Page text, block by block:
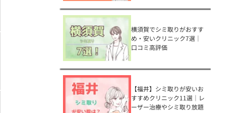
横須賀でシミ取りがおすす
め・安いクリニック7選｜
口コミ高評価
【福井】シミ取りが安いお
すすめクリニック11選｜レ
ーザー治療やシミ取り放題